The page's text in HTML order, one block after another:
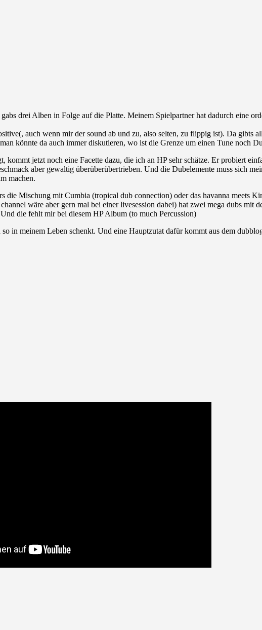
drei Alben in Folge auf die Platte. Meinem Spielpartner hat dadurch eine
auch wenn mir der sound ab und zu, also selten, zu flippig ist). Da gibts
könnte da auch immer diskutieren, wo ist die Grenze um einen Tune noch
jetzt noch eine Facette dazu, die ich an HP sehr schätze. Er probiert
aber gewaltig überüberübertrieben. Und die Dubelemente muss sich
machen.
die Mischung mit Cumbia (tropical dub connection) oder das havanna meets
wäre aber gern mal bei einer livesession dabei) hat zwei mega dubs mit
die fehlt mir bei diesem HP Album (to much Percussion)
in meinem Leben schenkt. Und eine Hauptzutat dafür kommt aus dem